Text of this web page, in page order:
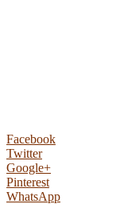
Facebook
Twitter
Google+
Pinterest
WhatsApp